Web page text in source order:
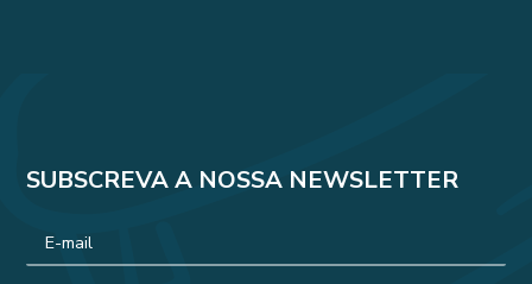
SUBSCREVA A NOSSA NEWSLETTER